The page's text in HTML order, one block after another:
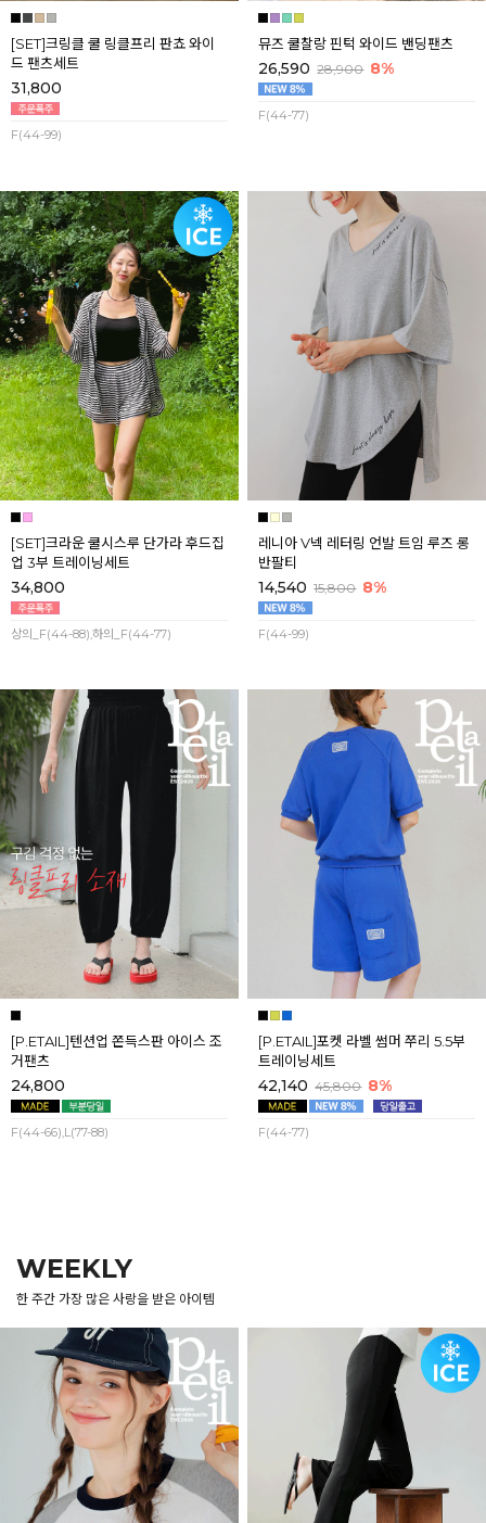
[SET]크링클 쿨 링클프리 판쵸 와이
드 팬츠세트
31,800
F(44-99)
뮤즈 쿨찰랑 핀턱 와이드 밴딩팬츠
26,590 28,900 8%
F(44-77)
[SET]크라운 쿨시스루 단가라 후드집
업 3부 트레이닝세트
34,800
상의_F(44-88),하의_F(44-77)
레니아 V넥 레터링 언발 트임 루즈 롱
반팔티
14,540 15,800 8%
F(44-99)
[P.ETAIL]텐션업 쫀득스판 아이스 조
거팬츠
24,800
F(44-66),L(77-88)
[P.ETAIL]포켓 라벨 썸머 쭈리 5.5부
트레이닝세트
42,140 45,800 8%
F(44-77)
WEEKLY
한 주간 가장 많은 사랑을 받은 아이템